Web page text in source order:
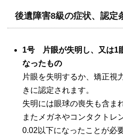
後遺障害8級の症状、認定
1号 片眼が失明し、又は1
なったもの
片眼を失明するか、矯正視
きに認定されます。
失明には眼球の喪失も含ま
またメガネやコンタクトレ
0.02 以下になったことが必